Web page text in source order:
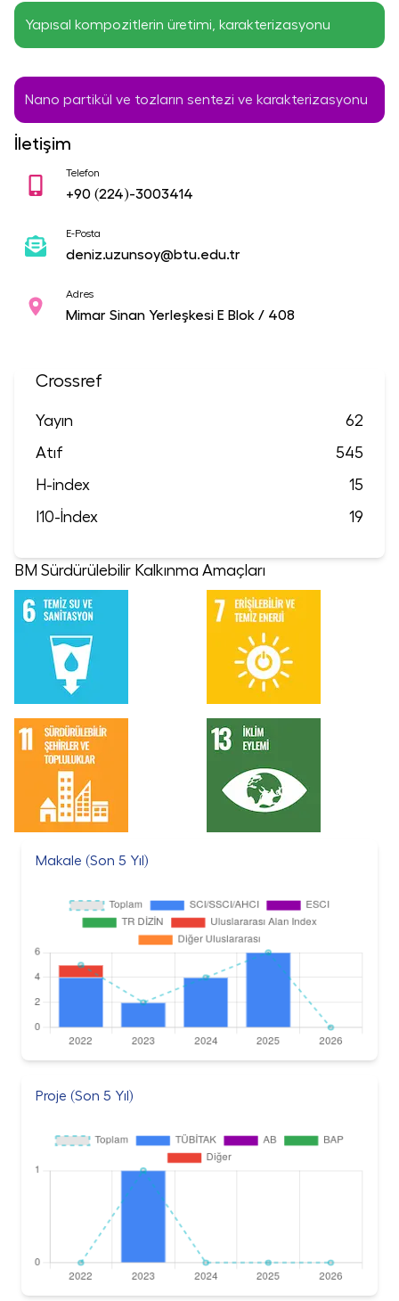
Yapısal kompozitlerin üretimi, karakterizasyonu
Nano partikül ve tozların sentezi ve karakterizasyonu
İletişim
Telefon
+90 (224)-3003414
E-Posta
deniz.uzunsoy@btu.edu.tr
Adres
Mimar Sinan Yerleşkesi E Blok / 408
Crossref
Yayın
62
Atıf
545
H-index
15
I10-İndex
19
BM Sürdürülebilir Kalkınma Amaçları
Makale (Son 5 Yıl)
Proje (Son 5 Yıl)